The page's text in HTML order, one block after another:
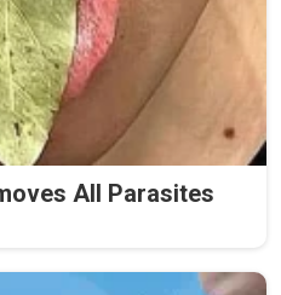
All Parasites